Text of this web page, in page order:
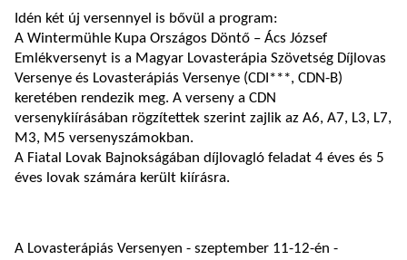
Idén két új versennyel is bővül a program:
A Wintermühle Kupa Országos Döntő – Ács József
Emlékversenyt is a Magyar Lovasterápia Szövetség Díjlovas
Versenye és Lovasterápiás Versenye (CDI***, CDN-B)
keretében rendezik meg. A verseny a CDN
versenykiírásában rögzítettek szerint zajlik az A6, A7, L3, L7,
M3, M5 versenyszámokban.
A Fiatal Lovak Bajnokságában díjlovagló feladat 4 éves és 5
éves lovak számára került kiírásra.
A Lovasterápiás Versenyen - szeptember 11-12-én -